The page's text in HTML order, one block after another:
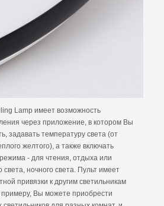
Lamp имеет возможность
через приложение, в котором Вы
задавать температуру света (от
желтого), а также включать
- для чтения, отдыха или
света, ночного света. Пульт имеет
привязки к другим светильникам
Вы можете приобрести